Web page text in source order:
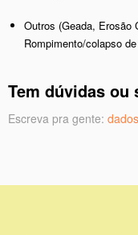
Outros (Geada, Erosão
Rompimento/colapso
Tem dúvidas ou
Escreva pra gente: